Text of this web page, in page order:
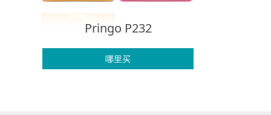
Pringo P232
哪里买